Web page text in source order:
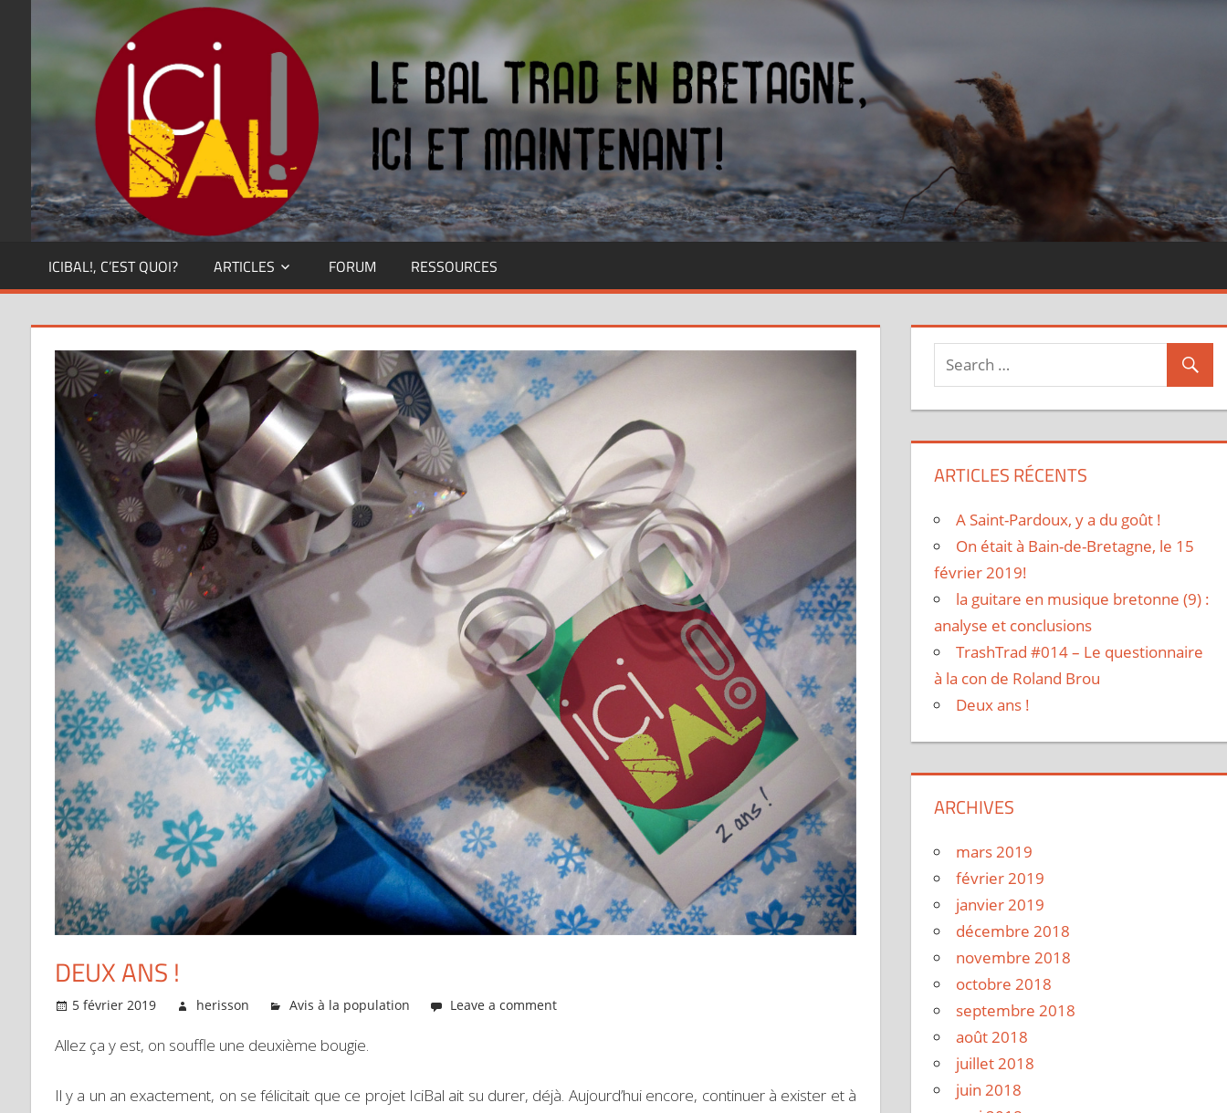
content
Dansez
ICIBAL!, C’EST QUOI? ARTICLES FORUM RESSOURCES
DEUX ANS !
5 février 2019 herisson Avis à la population Leave a comment
Allez ça y est, on souffle une deuxième bougie.
Il y a un an exactement, on se félicitait que ce projet IciBal ait su durer, déjà. Aujourd’hui encore, continuer à exister et à
ARTICLES RÉCENTS
A Saint-Pardoux, y a du goût !
On était à Bain-de-Bretagne, le 15
février 2019!
la guitare en musique bretonne (9) :
analyse et conclusions
TrashTrad #014 – Le questionnaire
à la con de Roland Brou
Deux ans !
ARCHIVES
mars 2019
février 2019
janvier 2019
décembre 2018
novembre 2018
octobre 2018
septembre 2018
août 2018
juillet 2018
juin 2018